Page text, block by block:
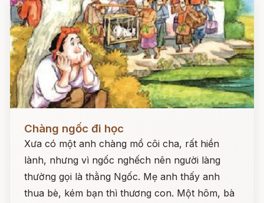
Chàng ngốc đi học
Xưa có một anh chàng mồ côi cha, rất hiền
lành, nhưng vì ngốc nghếch nên người làng
thường gọi là thằng Ngốc. Mẹ anh thấy anh
thua bè, kém bạn thì thương con. Một hôm, bà